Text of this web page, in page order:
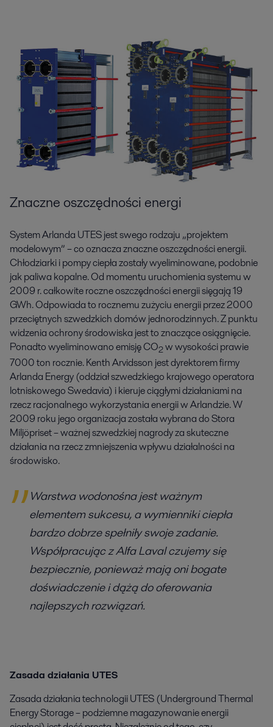
Znaczne oszczędności energi
System Arlanda UTES jest swego rodzaju „projektem
modelowym” – co oznacza znaczne oszczędności energii.
Chłodziarki i pompy ciepła zostały wyeliminowane, podobnie
jak paliwa kopalne. Od momentu uruchomienia systemu w
2009 r. całkowite roczne oszczędności energii sięgają 19
GWh. Odpowiada to rocznemu zużyciu energii przez 2000
przeciętnych szwedzkich domów jednorodzinnych. Z punktu
widzenia ochrony środowiska jest to znaczące osiągnięcie.
Ponadto wyeliminowano emisję CO2w wysokości prawie
7000 ton rocznie. Kenth Arvidsson jest dyrektorem firmy
Arlanda Energy (oddział szwedzkiego krajowego operatora
lotniskowego Swedavia) i kieruje ciągłymi działaniami na
rzecz racjonalnego wykorzystania energii w Arlandzie. W
2009 roku jego organizacja została wybrana do Stora
Miljöpriset – ważnej szwedzkiej nagrody za skuteczne
działania na rzecz zmniejszenia wpływu działalności na
środowisko.
Warstwa wodonośna jest ważnym
elementem sukcesu, a wymienniki ciepła
bardzo dobrze spełniły swoje zadanie.
Współpracując z Alfa Laval czujemy się
bezpiecznie, ponieważ mają oni bogate
doświadczenie i dążą do oferowania
najlepszych rozwiązań.
Zasada działania UTES
Zasada działania technologii UTES (Underground Thermal
Energy Storage – podziemne magazynowanie energii